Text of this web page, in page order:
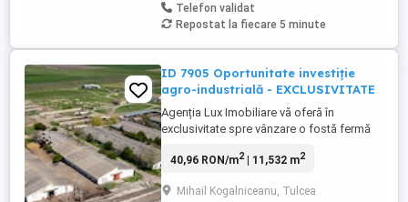
Telefon validat
Repostat la fiecare 5 minute
ID 7905 Oportunitate investiție
agro-industrială - EXCLUSIVITATE
Agenția Lux Imobiliare vă oferă în
exclusivitate spre vânzare o fostă fermă
comuna Mihail Kogălniceanu, județul
Tulcea (circa 28 de minute cu mașina).
40,96 RON/m2| 11,532 m2
Mihail Kogalniceanu, Tulcea